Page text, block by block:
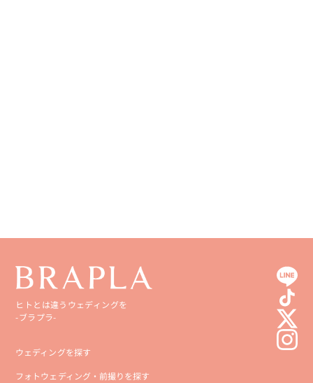
ヒトとは違うウェディングを
-ブラプラ-
ウェディングを探す
フォトウェディング・前撮りを探す